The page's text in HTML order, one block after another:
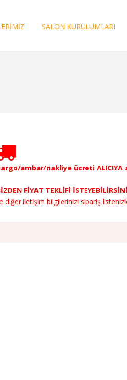
SALON KURULUMLARI
ambar/nakliye ücreti ALICIYA
FİYAT TEKLİFİ
diğer iletişim bilgilerinizi sipariş